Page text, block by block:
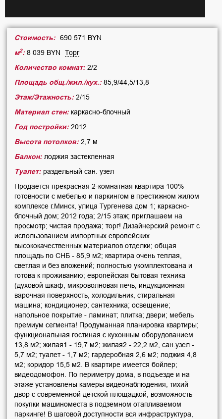
Стоимость: 690 571 BYN
м2:8 039 BYN
Торг
Количество комнат: 2/2
Площадь общ./жил./кух.: 85,9/44,5/13,8
Этаж/Этажность: 2/15
Материал стен: каркасно-блочный
Год постройки: 2012
Высота потолков: 2,7 м
Балкон: лоджия застекленная
Туалет: раздельный сан. узел
Продаётся прекрасная 2-комнатная квартира 100%
готовности с мебелью и паркингом в престижном жилом
комплексе г.Минск, улица Тургенева дом 1; каркасно-
блочный дом; 2012 года; 2/15 этаж; приглашаем на
просмотр; чистая продажа; торг! Дизайнерский ремонт с
использованием импортных европейских
высококачественных материалов отделки; общая
площадь по СНБ - 85,9 м2; квартира очень теплая,
светлая и без вложений; полностью укомплектована и
готова к проживанию; европейская бытовая техника
(духовой шкаф, микроволновая печь, индукционная
варочная поверхность, холодильник, стиральная
машина; кондиционер; сантехника; освещение;
напольное покрытие - ламинат; плитка; двери; мебель
премиум сегмента! Продуманная планировка квартиры;
функциональная гостиная с кухонным оборудованием
13,8 м2; жилая1 - 19,7 м2; жилая2 - 22,2 м2, сан.узел -
5,7 м2; туалет - 1,7 м2; гардеробная 2,6 м2; лоджия 4,8
м2; коридор 15,5 м2. В квартире имеется бойлер;
видеодомофон. По периметру дома, в подъезде и на
этаже установлены камеры видеонаблюдения, тихий
двор с современной детской площадкой, возможность
покупки машиноместа в подземном отапливаемом
паркинге! В шаговой доступности вся инфраструктура,